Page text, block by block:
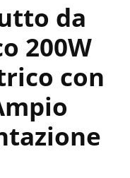
da
200W
con